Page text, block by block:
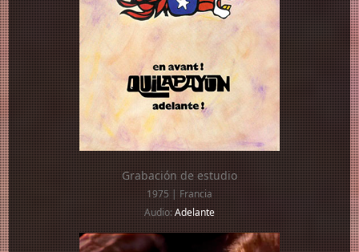
Grabación de estudio
1975 | Francia
Audio:Adelante